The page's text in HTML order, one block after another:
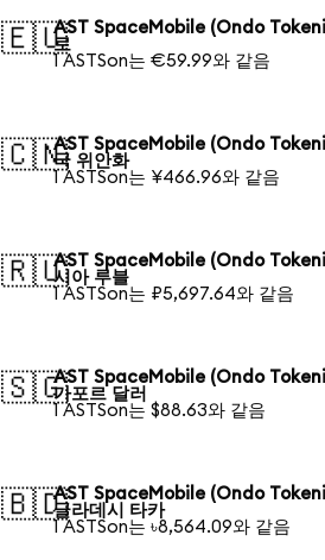
🇪🇺AST SpaceMobile (Ondo
로
1 ASTSon는 €59.99와 같음
🇨🇳AST SpaceMobile (Ondo
국 위안화
1 ASTSon는 ¥466.96와 같음
🇷🇺AST SpaceMobile (Ondo
시아 루블
1 ASTSon는 ₽5,697.64와 같음
🇸🇬AST SpaceMobile (Ondo
가포르 달러
1 ASTSon는 $88.63와 같음
🇧🇩AST SpaceMobile (Ondo
글라데시 타카
1 ASTSon는 ৳8,564.09와 같음